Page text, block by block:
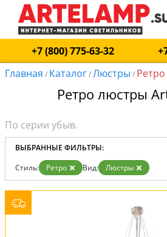
+7 (800) 775-63-32
Главная / Каталог/Люстры / Ретро
Ретро люстры
ВЫБРАННЫЕ ФИЛЬТРЫ:
Стиль: Ретро Вид: Люстры